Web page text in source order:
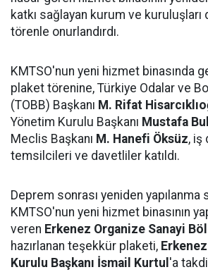
katkı sağlayan kurum ve kuruluşları
törenle onurlandırdı.
KMTSO'nun yeni hizmet binasında
plaket törenine, Türkiye Odalar ve
(TOBB) Başkanı M. Rifat
Yönetim Kurulu Başkanı Mustafa
Meclis Başkanı M. Hanefi Öksüz, iş
temsilcileri ve davetliler katıldı.
Deprem sonrası yeniden yapılanma
KMTSO'nun yeni hizmet binasının
veren Erkenez Organize Sanayi
hazırlanan teşekkür plaketi,
Kurulu Başkanı İsmail Kurtul 'a